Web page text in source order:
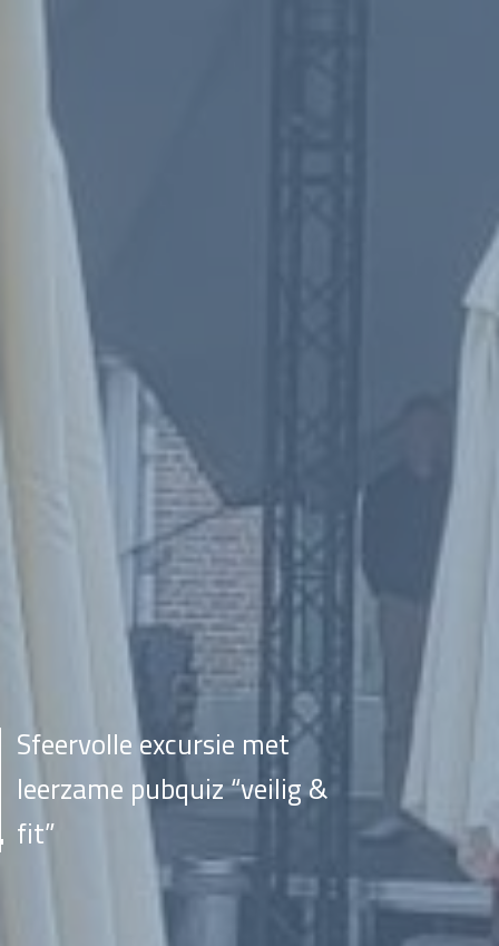
Sfeervolle excursie met
leerzame pubquiz “veilig &
fit”